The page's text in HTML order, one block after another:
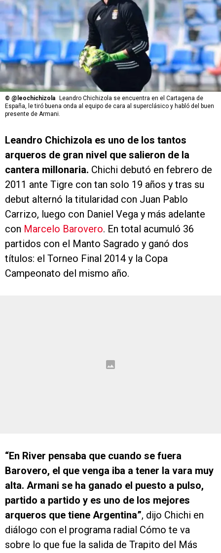
© @leochichizola
Leandro Chichizola se encuentra en el Cartagena de
España, le tiró buena onda al equipo de cara al superclásico y habló del buen
presente de Armani.
Leandro Chichizola es uno de los tantos
arqueros de gran nivel que salieron de la
cantera millonaria. Chichi debutó en febrero de
2011 ante Tigre con tan solo 19 años y tras su
debut alternó la titularidad con Juan Pablo
Carrizo, luego con Daniel Vega y más adelante
con Marcelo Barovero. En total acumuló 36
partidos con el Manto Sagrado y ganó dos
títulos: el Torneo Final 2014 y la Copa
Campeonato del mismo año.
“En River pensaba que cuando se fuera
Barovero, el que venga iba a tener la vara muy
alta. Armani se ha ganado el puesto a pulso,
partido a partido y es uno de los mejores
arqueros que tiene Argentina”, dijo Chichi en
diálogo con el programa radial Cómo te va
sobre lo que fue la salida de Trapito del Más